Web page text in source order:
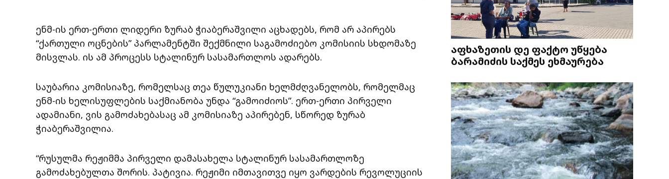
ენმ-ის ერთ-ერთი ლიდერი ზურაბ ჭიაბერაშვილი აცხადებს, რომ არ აპირებს
“ქართული ოცნების” პარლამენტში შექმნილი საგამოძიებო კომისიის სხდომაზე
მისვლას. ის ამ პროცესს სტალინურ სასამართლოს ადარებს.
საუბარია კომისიაზე, რომელსაც თეა წულუკიანი ხელმძღვანელობს, რომელმაც
ენმ-ის ხელისუფლების საქმიანობა უნდა “გამოიძიოს”. ერთ-ერთი პირველი
ადამიანი, ვის გამოძახებასაც ამ კომისიაზე აპირებენ, სწორედ ზურაბ
ჭიაბერაშვილია.
“რუსულმა რეჟიმმა პირველი დამასახელა სტალინურ სასამართლოზე
გამოძახებულთა შორის. პატივია. რეჟიმი იმთავითვე იყო ვარდების რევოლუციის
აფხაზეთის დე ფაქტო უწყება
ბარამიძის საქმეს ეხმაურება